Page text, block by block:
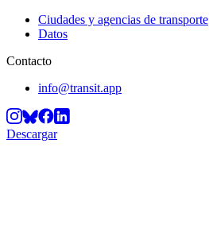
Ciudades y agencias de transporte
Datos
Contacto
info@transit.app
Descargar